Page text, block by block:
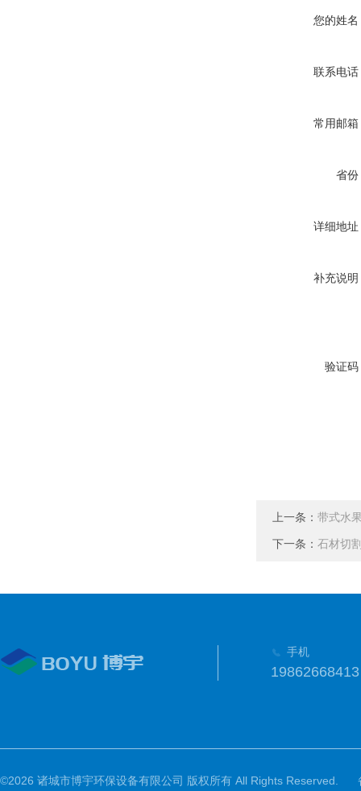
您的姓名
联系电话
常用邮箱
省份
详细地址
补充说明
验证码
上一条： 带式水
下一条： 石材切
手机
19862668413
©2026 诸城市博宇环保设备有限公司 版权所有 All Rights Reserved.